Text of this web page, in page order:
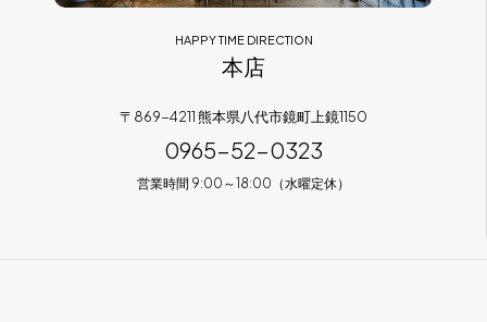
HAPPY TIME DIRECTION
本店
〒869-4211 熊本県八代市鏡町上鏡1150
0965-52-0323
営業時間 9:00～18:00（水曜定休）